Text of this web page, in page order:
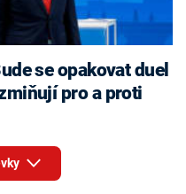
pro a proti